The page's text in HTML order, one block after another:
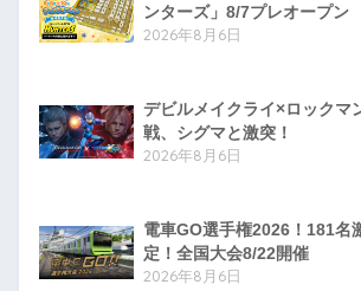
ンターズ」8/7プレオープン
2026年8月6日
デビルメイクライ×ロックマ
戦、シグマと激突！
2026年8月6日
電車GO選手権2026！181名
定！全国大会8/22開催
2026年8月6日